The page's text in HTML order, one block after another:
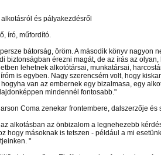
és pályakezdésről
író, műfordító.
bátorság, öröm. A második könyv nagyon
biztonságban érezni magát, de az írás az
lehetnek alkotótársai, munkatársai,
is egyben. Nagy szerencsém volt, hogy
van az embernek egy bizalmasa, egy
mindennél fontosabb."
Coma zenekar frontembere, dalszerzője és
alkotásban az önbizalom a legnehezebb
hogy másoknak is tetszen - például a mi
"